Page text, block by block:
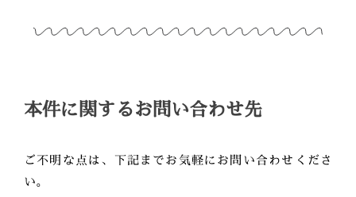
本件に関するお問い合わせ先
ご不明な点は、下記までお気軽にお問い合わせくださ
い。